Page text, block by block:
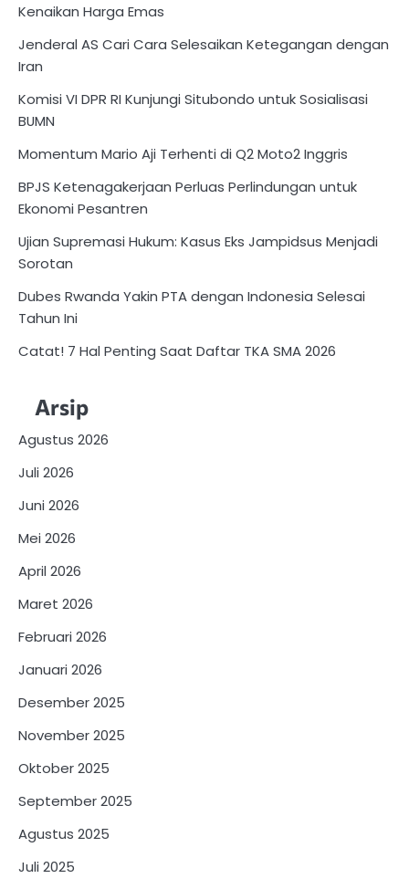
Kenaikan Harga Emas
Jenderal AS Cari Cara Selesaikan Ketegangan dengan
Iran
Komisi VI DPR RI Kunjungi Situbondo untuk Sosialisasi
BUMN
Momentum Mario Aji Terhenti di Q2 Moto2 Inggris
BPJS Ketenagakerjaan Perluas Perlindungan untuk
Ekonomi Pesantren
Ujian Supremasi Hukum: Kasus Eks Jampidsus Menjadi
Sorotan
Dubes Rwanda Yakin PTA dengan Indonesia Selesai
Tahun Ini
Catat! 7 Hal Penting Saat Daftar TKA SMA 2026
Arsip
Agustus 2026
Juli 2026
Juni 2026
Mei 2026
April 2026
Maret 2026
Februari 2026
Januari 2026
Desember 2025
November 2025
Oktober 2025
September 2025
Agustus 2025
Juli 2025